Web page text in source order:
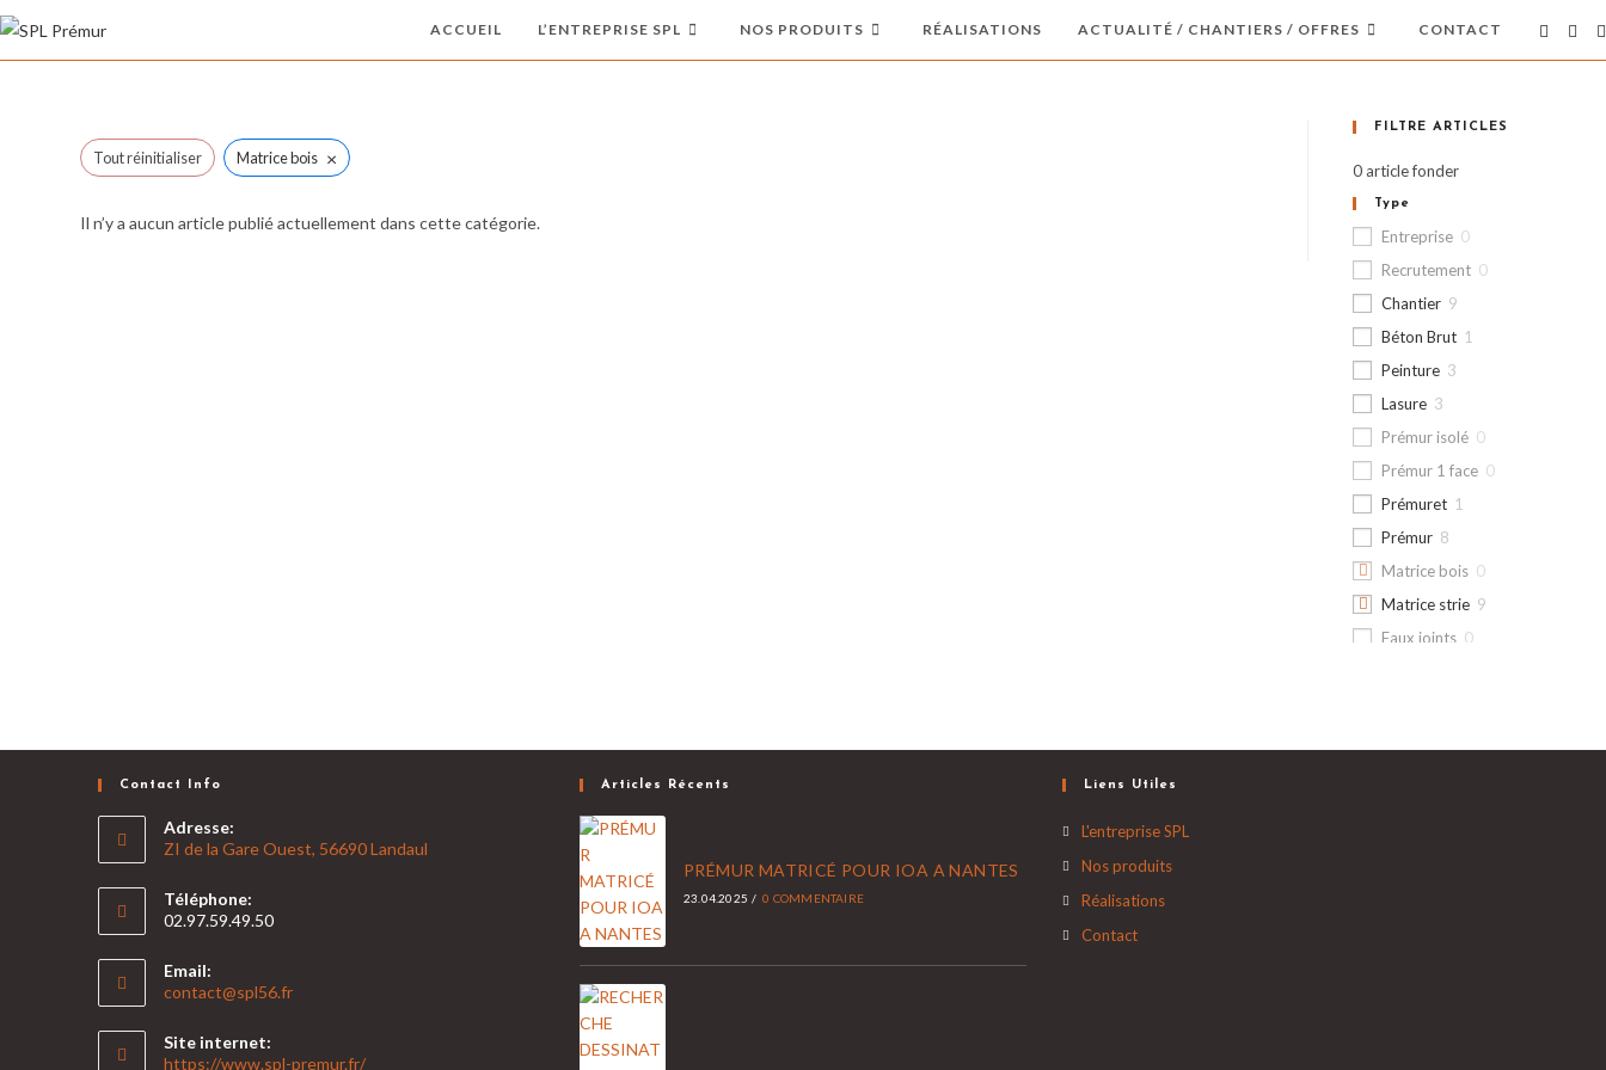
Skip
ACCUEIL L’ENTREPRISE SPL NOS PRODUITS RÉALISATIONS ACTUALITÉ / CHANTIERS / OFFRES CONTACT
Tout réinitialiser Matrice bois ×
Il n’y a aucun article publié actuellement dans cette catégorie.
FILTRE ARTICLES
0article fonder
Type
Entreprise 0
Recrutement 0
Chantier 9
Béton Brut 1
Peinture 3
Lasure 3
Prémur isolé 0
Prémur 1 face 0
Prémuret 1
Prémur 8
Matrice bois 0
Matrice strie 9
Faux joints 0
Contact Info
Adresse:
ZI de la Gare Ouest, 56690 Landaul
Téléphone:
02.97.59.49.50
Email:
contact@spl56.frS’ouvre
application
Site internet:
https://www.spl-premur.fr/
Articles Récents
PRÉMUR MATRICÉ POUR IOA A NANTES
23.04.2025 / 0 COMMENTAIRE
Liens Utiles
L'entreprise SPL
Nos produits
Réalisations
Contact